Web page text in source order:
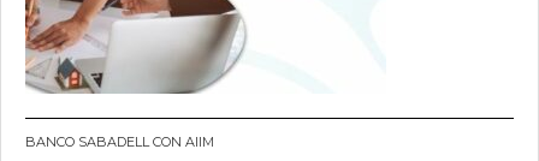
BANCO SABADELL CON AIIM